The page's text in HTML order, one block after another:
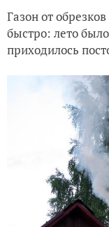
Мой сад.
Газон от
быстро: лето
приходилось